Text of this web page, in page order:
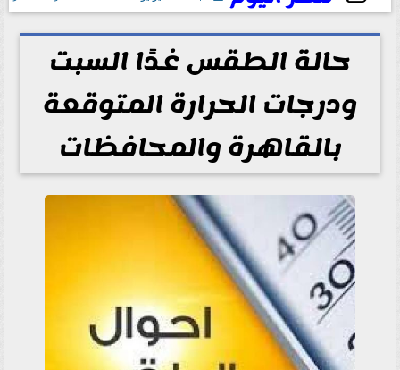
2026-06-12 21:56:10
حالة الطقس غدًا السبت
ودرجات الحرارة المتوقعة
بالقاهرة والمحافظات